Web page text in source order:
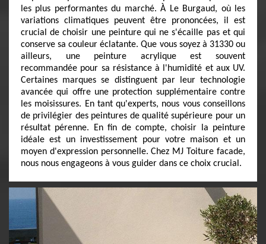
les plus performantes du marché. À Le Burgaud, où les
variations climatiques peuvent être prononcées, il est
crucial de choisir une peinture qui ne s'écaille pas et qui
conserve sa couleur éclatante. Que vous soyez à 31330 ou
ailleurs, une peinture acrylique est souvent
recommandée pour sa résistance à l'humidité et aux UV.
Certaines marques se distinguent par leur technologie
avancée qui offre une protection supplémentaire contre
les moisissures. En tant qu'experts, nous vous conseillons
de privilégier des peintures de qualité supérieure pour un
résultat pérenne. En fin de compte, choisir la peinture
idéale est un investissement pour votre maison et un
moyen d'expression personnelle. Chez MJ Toiture facade,
nous nous engageons à vous guider dans ce choix crucial.